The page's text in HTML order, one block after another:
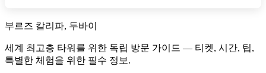
부르즈 칼리파, 두바이
세계 최고층 타워를 위한 독립 방문 가이드 — 티켓, 시간, 팁,
특별한 체험을 위한 필수 정보.